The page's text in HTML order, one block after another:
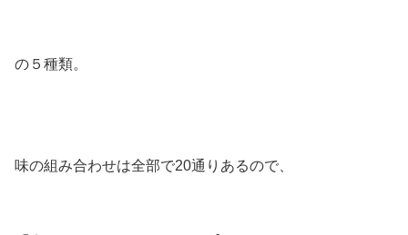
の５種類。
味の組み合わせは全部で20通りあるので、